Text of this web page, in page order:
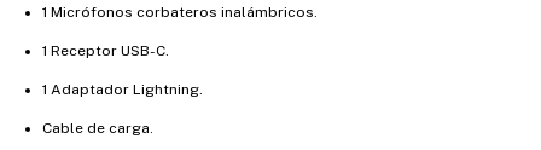
1 Micrófonos corbateros inalámbricos.
1 Receptor USB-C.
1 Adaptador Lightning.
Cable de carga.